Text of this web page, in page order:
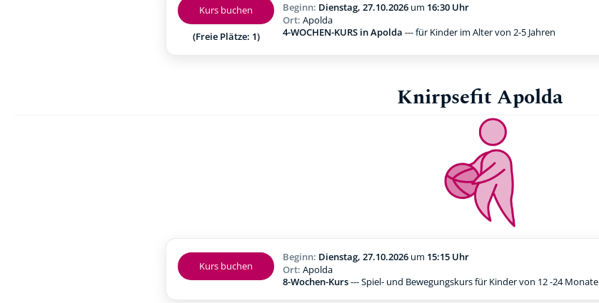
Kurs buchen
(Freie Plätze: 1)
Beginn: Dienstag, 27.10.2026 um 16:30 Uhr
Ort: Apolda
4-WOCHEN-KURS in Apolda --- für Kinder im Alter von 2-5 Jahren
Knirpsefit Apolda
Kurs buchen
Beginn: Dienstag, 27.10.2026 um 15:15 Uhr
Ort: Apolda
8-Wochen-Kurs--- Spiel- und Bewegungskurs für Kinder von 12 -24 Monate